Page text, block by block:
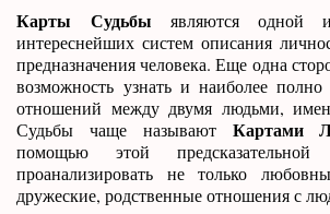
Карты Судьбы являются одной
интереснейших систем описания
предназначения человека. Еще одна
возможность узнать и наиболее полно
отношений между двумя людьми,
Судьбы чаще называют Картами
помощью этой
проанализировать не только
дружеские, родственные отношения с